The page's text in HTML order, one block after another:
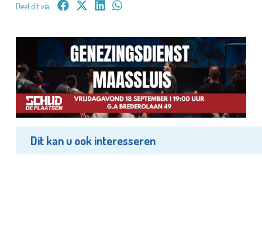
Deel dit via:
Dit kan u ook interesseren